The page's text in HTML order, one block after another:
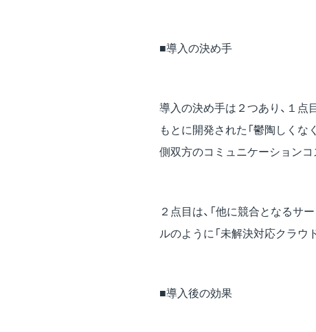
■導入の決め手
導入の決め手は２つあり、１点
もとに開発された「鬱陶しくな
側双方のコミュニケーションコ
２点目は、「他に競合となるサ
ルのように「未解決対応クラウ
■導入後の効果